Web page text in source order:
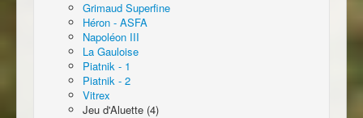
Grimaud Superfine
Héron - ASFA
Napoléon III
La Gauloise
Piatnik - 1
Piatnik - 2
Vitrex
Jeu d'Aluette (4)